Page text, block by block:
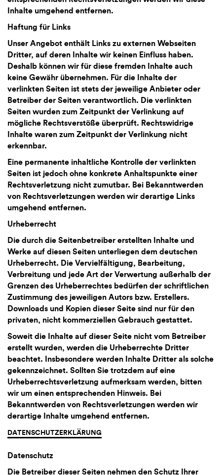
Inhalte umgehend entfernen.
Haftung für Links
Unser Angebot enthält Links zu externen Webseiten
Dritter, auf deren Inhalte wir keinen Einfluss haben.
Deshalb können wir für diese fremden Inhalte auch
keine Gewähr übernehmen. Für die Inhalte der
verlinkten Seiten ist stets der jeweilige Anbieter oder
Betreiber der Seiten verantwortlich. Die verlinkten
Seiten wurden zum Zeitpunkt der Verlinkung auf
mögliche Rechtsverstöße überprüft. Rechtswidrige
Inhalte waren zum Zeitpunkt der Verlinkung nicht
erkennbar.
Eine permanente inhaltliche Kontrolle der verlinkten
Seiten ist jedoch ohne konkrete Anhaltspunkte einer
Rechtsverletzung nicht zumutbar. Bei Bekanntwerden
von Rechtsverletzungen werden wir derartige Links
umgehend entfernen.
Urheberrecht
Die durch die Seitenbetreiber erstellten Inhalte und
Werke auf diesen Seiten unterliegen dem deutschen
Urheberrecht. Die Vervielfältigung, Bearbeitung,
Verbreitung und jede Art der Verwertung außerhalb der
Grenzen des Urheberrechtes bedürfen der schriftlichen
Zustimmung des jeweiligen Autors bzw. Erstellers.
Downloads und Kopien dieser Seite sind nur für den
privaten, nicht kommerziellen Gebrauch gestattet.
Soweit die Inhalte auf dieser Seite nicht vom Betreiber
erstellt wurden, werden die Urheberrechte Dritter
beachtet. Insbesondere werden Inhalte Dritter als solche
gekennzeichnet. Sollten Sie trotzdem auf eine
Urheberrechtsverletzung aufmerksam werden, bitten
wir um einen entsprechenden Hinweis. Bei
Bekanntwerden von Rechtsverletzungen werden wir
derartige Inhalte umgehend entfernen.
DATENSCHUTZERKLÄRUNG
Datenschutz
Die Betreiber dieser Seiten nehmen den Schutz Ihrer